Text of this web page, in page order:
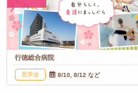
行徳総合病院
見学会 8/10, 8/12 など